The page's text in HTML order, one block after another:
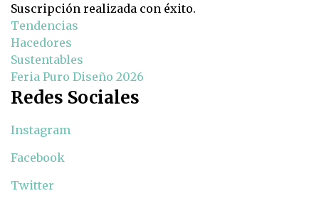
Suscripción realizada con éxito.
Tendencias
Hacedores
Sustentables
Feria Puro Diseño 2026
Redes Sociales
Instagram
Facebook
Twitter